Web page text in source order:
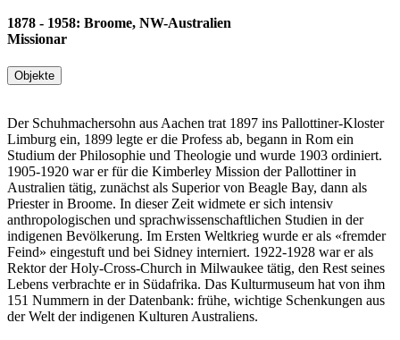
1878 - 1958: Broome, NW-Australien
Missionar
Objekte
Der Schuhmachersohn aus Aachen trat 1897 ins Pallottiner-Kloster
Limburg ein, 1899 legte er die Profess ab, begann in Rom ein
Studium der Philosophie und Theologie und wurde 1903 ordiniert.
1905-1920 war er für die Kimberley Mission der Pallottiner in
Australien tätig, zunächst als Superior von Beagle Bay, dann als
Priester in Broome. In dieser Zeit widmete er sich intensiv
anthropologischen und sprachwissenschaftlichen Studien in der
indigenen Bevölkerung. Im Ersten Weltkrieg wurde er als «fremder
Feind» eingestuft und bei Sidney interniert. 1922-1928 war er als
Rektor der Holy-Cross-Church in Milwaukee tätig, den Rest seines
Lebens verbrachte er in Südafrika. Das Kulturmuseum hat von ihm
151 Nummern in der Datenbank: frühe, wichtige Schenkungen aus
der Welt der indigenen Kulturen Australiens.